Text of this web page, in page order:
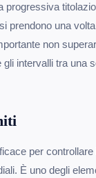
progressiva
prendono una
non
gli intervalli tra una
per
È uno degli